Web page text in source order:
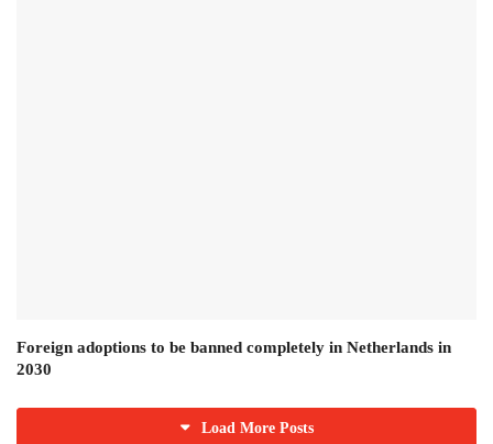
Foreign adoptions to be banned completely in Netherlands in
2030
Load More Posts